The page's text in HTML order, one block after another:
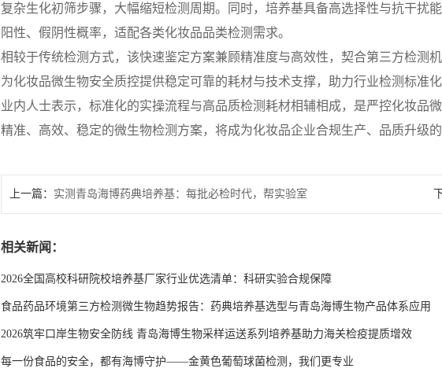
复杂生化初筛步骤，大幅缩短检测周期。同时，培养基具备高选择性与抗干扰
阳性、假阴性概率，适配各类化妆品品类检测需求。
相较于传统检测方式，该快速鉴定方案兼顾精准度与高效性，契合第三方检测
为化妆品微生物安全质控提供稳定可靠的耗材与技术支撑，助力行业检测标准化
业内人士表示，标准化的实操流程与高品质检测耗材相辅相成，是严控化妆品
精准、高效、稳定的微生物检测方案，将成为化妆品企业合规生产、品质升级的
上一篇： 实测青岛海博药典培养基：每批必检时代，帮实验室
相关新闻：
2026全国高校科研院校培养基厂家行业优选清单：科研实验合规保障
食品药品环境第三方检测微生物趋势报告：药典培养基选型与青岛海博生物产品体系应用
2026筑牢口岸生物安全防线 青岛海博生物采样运送系列培养基助力海关检疫提质增效
每一份食品的安全，都有海博守护——金黄色葡萄球菌检测，我们更专业